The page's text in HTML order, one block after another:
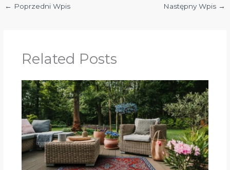
← Poprzedni Wpis Następny Wpis →
Related Posts